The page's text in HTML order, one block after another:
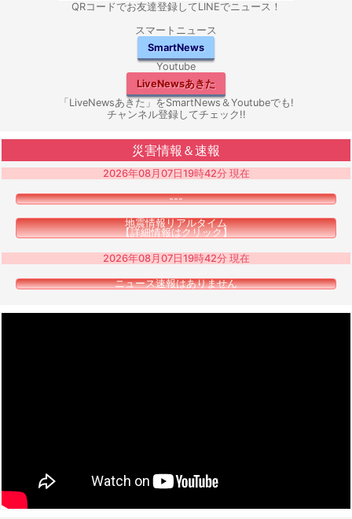
QRコードでお友達登録してLINEでニュース！
スマートニュース
SmartNews
Youtube
LiveNewsあきた
「LiveNewsあきた」をSmartNews＆Youtubeでも!
チャンネル登録してチェック!!
災害情報＆速報
2026年08月07日19時42分 現在
---
地震情報リアルタイム
【詳細情報はクリック】
2026年08月07日19時42分 現在
ニュース速報はありません